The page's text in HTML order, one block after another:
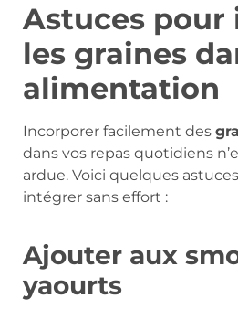
Astuces pour
les graines
alimentation
Incorporer facilement des
dans vos repas quotidiens
ardue. Voici quelques
intégrer sans effort :
Ajouter aux
yaourts